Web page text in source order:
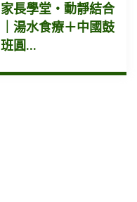
家長學堂・動靜結合
｜湯水食療＋中國鼓
班圓...